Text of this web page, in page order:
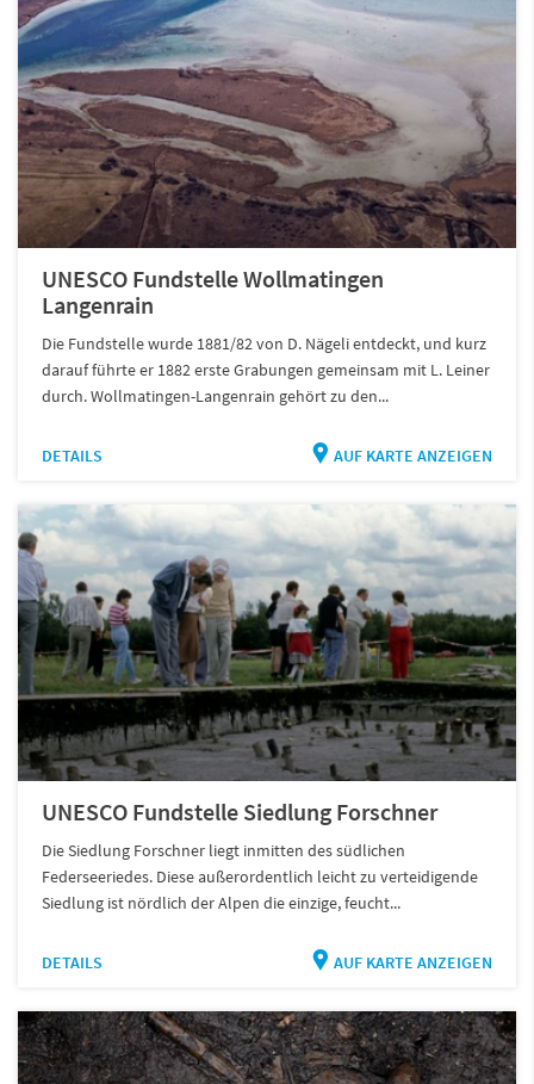
UNESCO Fundstelle Wollmatingen
Langenrain
Die Fundstelle wurde 1881/82 von D. Nägeli entdeckt, und kurz
darauf führte er 1882 erste Grabungen gemeinsam mit L. Leiner
durch. Wollmatingen-Langenrain gehört zu den...
DETAILS AUF KARTE ANZEIGEN
UNESCO Fundstelle Siedlung Forschner
Die Siedlung Forschner liegt inmitten des südlichen
Federseeriedes. Diese außerordentlich leicht zu verteidigende
Siedlung ist nördlich der Alpen die einzige, feucht...
DETAILS AUF KARTE ANZEIGEN